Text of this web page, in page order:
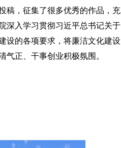
稿，征集了很多优秀的作品，充
深入学习贯彻习近平总书记关于
设的各项要求，将廉洁文化建设
正、干事创业积极氛围。